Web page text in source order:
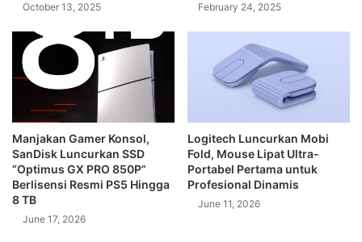
i
e
p
u
b
October 13, 2025 February 24, 2025
Manjakan Gamer Konsol,
SanDisk Luncurkan SSD
“Optimus GX PRO 850P”
Berlisensi Resmi PS5 Hingga
8 TB
June 17, 2026
Logitech Luncurkan Mobi
Fold, Mouse Lipat Ultra-
Portabel Pertama untuk
Profesional Dinamis
June 11, 2026